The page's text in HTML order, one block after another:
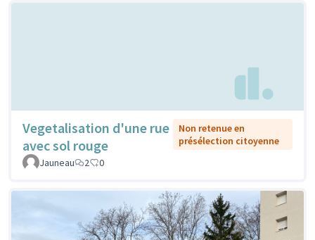
Vegetalisation d'une rue
avec sol rouge
Non retenue en
présélection citoyenne
Jauneau
2 0